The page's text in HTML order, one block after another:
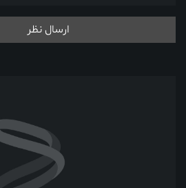
ارسال نظر